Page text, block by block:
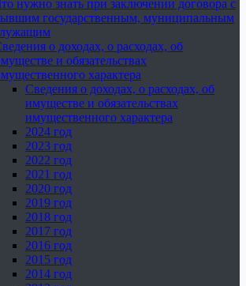
нужно знать при заключении договора с
государственным, муниципальным
о доходах, о расходах, об
и обязательствах
характера
Сведения о доходах, о расходах, об
имуществе и обязательствах
имущественного характера
2024 год
2023 год
2022 год
2021 год
2020 год
2019 год
2018 год
2017 год
2016 год
2015 год
2014 год